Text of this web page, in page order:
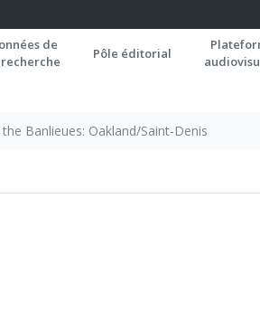
de
Pôle éditorial
Banlieues: Oakland/Saint-Denis